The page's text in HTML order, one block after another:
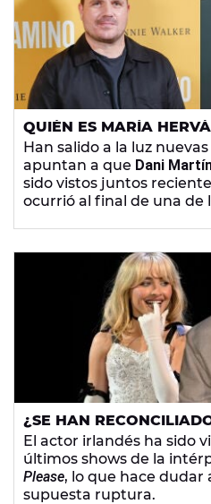
QUIÉN ES MARÍA
RELACIONAN CON
CLAVES DE SU ÚLTIMO
Han salido a la luz
apuntan a que Dani
sido vistos juntos
ocurrió al final de una de
Los Serrano,La Pecera de Eva
¿SE HAN
CARPENTER Y BARRY
SIDO SU ÚLTIMO
El actor irlandés ha sido
últimos shows de la
Please, lo que hace dudar
supuesta ruptura.